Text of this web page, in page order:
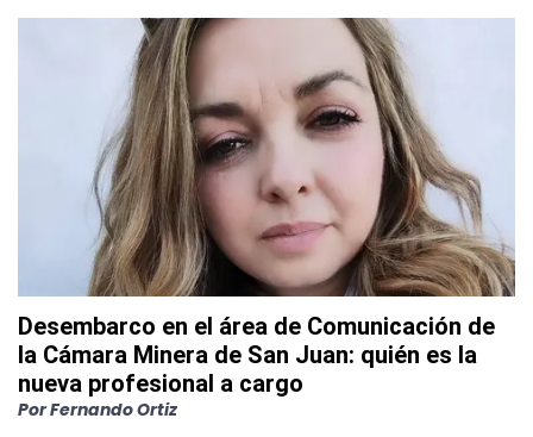
Desembarco en el área de Comunicación de
la Cámara Minera de San Juan: quién es la
nueva profesional a cargo
PorFernando Ortiz